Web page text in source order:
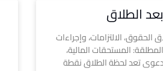
الطلاق
الالتزامات، وإجراءات
المستحقات المالية،
تعد لحظة الطلاق نقطة